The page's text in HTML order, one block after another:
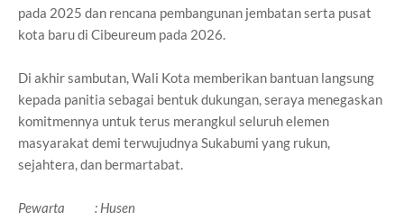
pada 2025 dan rencana pembangunan jembatan serta pusat
kota baru di Cibeureum pada 2026.
Di akhir sambutan, Wali Kota memberikan bantuan langsung
kepada panitia sebagai bentuk dukungan, seraya menegaskan
komitmennya untuk terus merangkul seluruh elemen
masyarakat demi terwujudnya Sukabumi yang rukun,
sejahtera, dan bermartabat.
Pewarta : Husen